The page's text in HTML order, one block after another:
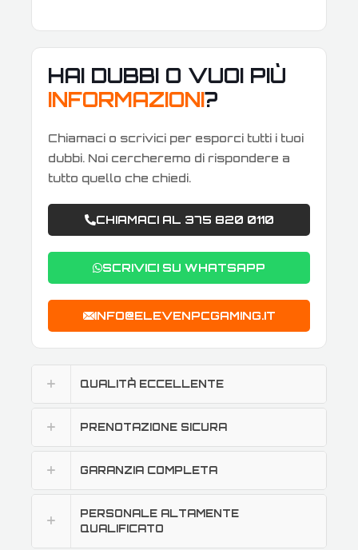
HAI DUBBI O VUOI PIÙ
INFORMAZIONI?
Chiamaci o scrivici per esporci tutti i tuoi
dubbi. Noi cercheremo di rispondere a
tutto quello che chiedi.
CHIAMACI AL 375 820 0110
SCRIVICI SU WHATSAPP
INFO@ELEVENPCGAMING.IT
QUALITÀ ECCELLENTE
PRENOTAZIONE SICURA
GARANZIA COMPLETA
PERSONALE ALTAMENTE
QUALIFICATO